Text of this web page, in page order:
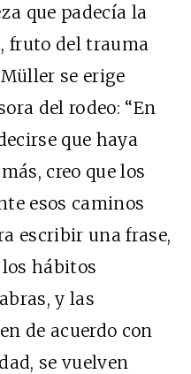
que padecía la
fruto del trauma
se erige
del rodeo: “En
que haya
creo que los
esos caminos
escribir una frase,
hábitos
y las
de acuerdo con
se vuelven